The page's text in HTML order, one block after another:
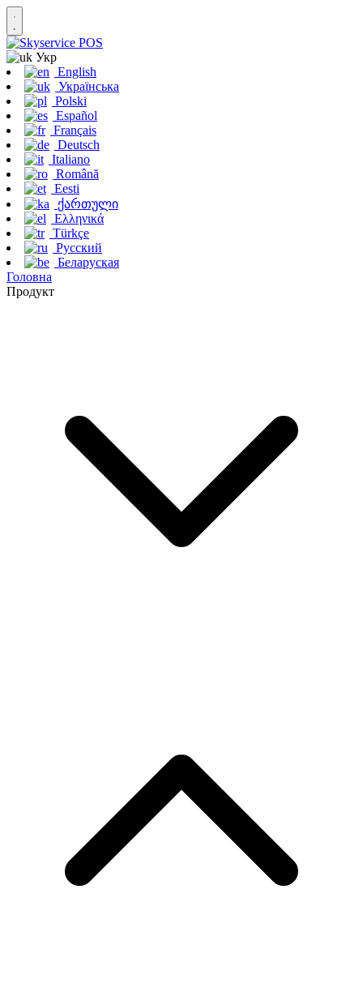
Укр
English
Українська
Polski
Español
Français
Deutsch
Italiano
Română
Eesti
ქართული
Ελληνικά
Türkçe
Русский
Беларуская
Головна
Продукт